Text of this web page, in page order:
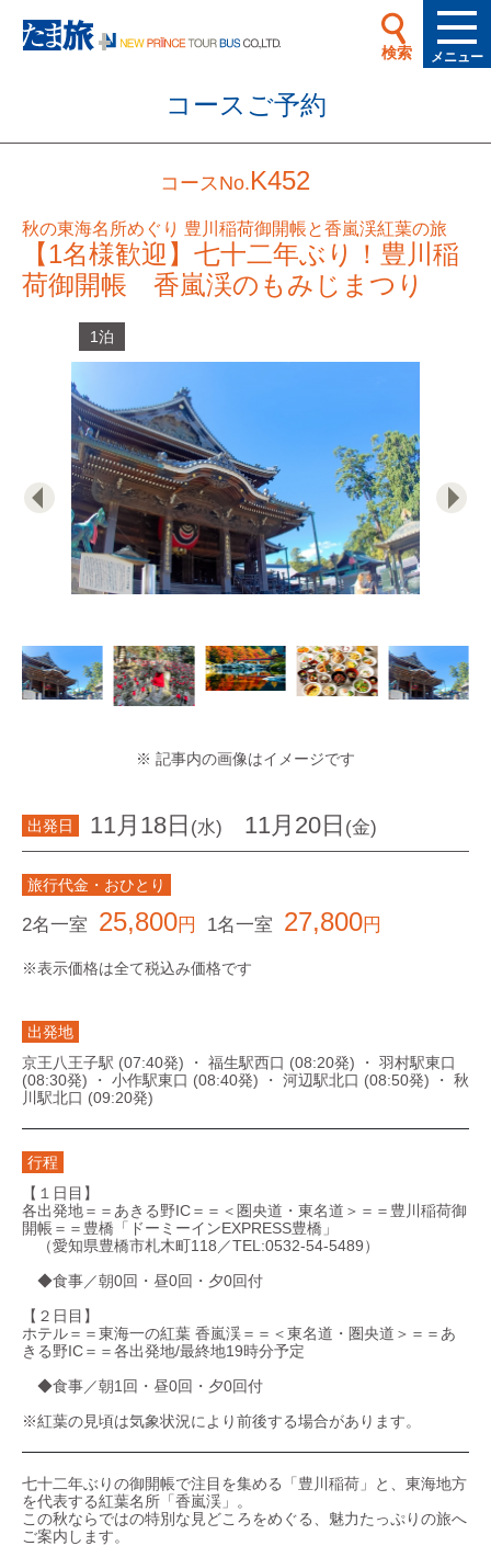
検索 メニュー
コースご予約
コースNo.K452
秋の東海名所めぐり 豊川稲荷御開帳と香嵐渓紅葉の旅
【1名様歓迎】七十二年ぶり！豊川稲
荷御開帳 香嵐渓のもみじまつり
1泊
※ 記事内の画像はイメージです
出発日 11月18日 (水) 11月20日 (金)
旅行代金・おひとり
2名一室 25,800円 1名一室 27,800円
※表示価格は全て税込み価格です
出発地
京王八王子駅 (07:40発) ・ 福生駅西口 (08:20発) ・ 羽村駅東口
(08:30発) ・ 小作駅東口 (08:40発) ・ 河辺駅北口 (08:50発) ・ 秋
川駅北口 (09:20発)
行程
【１日目】
各出発地＝＝あきる野IC＝＝＜圏央道・東名道＞＝＝豊川稲荷御
開帳＝＝豊橋「ドーミーインEXPRESS豊橋」
（愛知県豊橋市札木町118／TEL:0532-54-5489）
◆食事／朝0回・昼0回・夕0回付
【２日目】
ホテル＝＝東海一の紅葉 香嵐渓＝＝＜東名道・圏央道＞＝＝あ
きる野IC＝＝各出発地/最終地19時分予定
◆食事／朝1回・昼0回・夕0回付
※紅葉の見頃は気象状況により前後する場合があります。
七十二年ぶりの御開帳で注目を集める「豊川稲荷」と、東海地方
を代表する紅葉名所「香嵐渓」。
この秋ならではの特別な見どころをめぐる、魅力たっぷりの旅へ
ご案内します。